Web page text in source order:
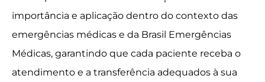
importância e aplicação dentro do contexto das
emergências médicas e da Brasil Emergências
Médicas, garantindo que cada paciente receba o
atendimento e a transferência adequados à sua